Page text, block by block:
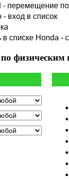
- перемещение
- вход в список
списке Honda -
физическим